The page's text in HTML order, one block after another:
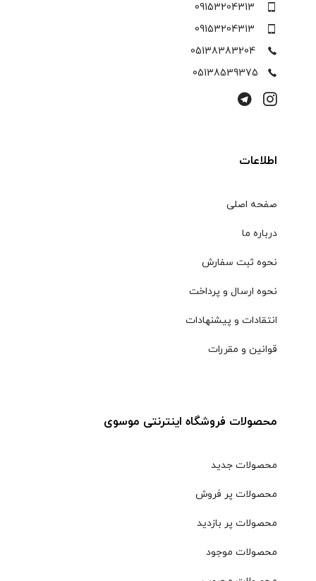
09153204313
09153204313
05138383204
05138539375
اطلاعات
صفحه اصلی
درباره ما
نحوه ثبت سفارش
نحوه ارسال و پرداخت
انتقادات و پیشنهادات
قوانین و مقررات
محصولات فروشگاه اینترنتی موسوی
محصولات جدید
محصولات پر فروش
محصولات پر بازدید
محصولات موجود